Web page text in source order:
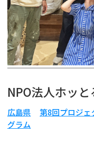
NPO法人ホッ
広島県
第8回プロジェ
グラム